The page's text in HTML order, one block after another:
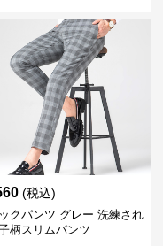
(税込)
クパンツ グレー 洗練され
柄スリムパンツ